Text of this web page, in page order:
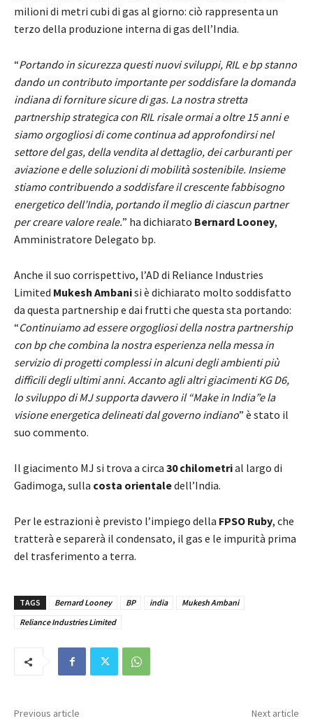
milioni di metri cubi di gas al giorno: ciò rappresenta un
terzo della produzione interna di gas dell’India.
“Portando in sicurezza questi nuovi sviluppi, RIL e bp stanno
dando un contributo importante per soddisfare la domanda
indiana di forniture sicure di gas. La nostra stretta
partnership strategica con RIL risale ormai a oltre 15 anni e
siamo orgogliosi di come continua ad approfondirsi nel
settore del gas, della vendita al dettaglio, dei carburanti per
aviazione e delle soluzioni di mobilità sostenibile. Insieme
stiamo contribuendo a soddisfare il crescente fabbisogno
energetico dell’India, portando il meglio di ciascun partner
per creare valore reale.” ha dichiarato Bernard Looney,
Amministratore Delegato bp.
Anche il suo corrispettivo, l’AD di Reliance Industries
Limited Mukesh Ambanisi è dichiarato molto soddisfatto
da questa partnership e dai frutti che questa sta portando:
“Continuiamo ad essere orgogliosi della nostra partnership
con bp che combina la nostra esperienza nella messa in
servizio di progetti complessi in alcuni degli ambienti più
difficili degli ultimi anni. Accanto agli altri giacimenti KG D6,
lo sviluppo di MJ supporta davvero il “Make in India”e la
visione energetica delineati dal governo indiano” è stato il
suo commento.
Il giacimento MJ si trova a circa 30 chilometrial largo di
Gadimoga, sulla costa orientaledell’India.
Per le estrazioni è previsto l’impiego della FPSO Ruby, che
tratterà e separerà il condensato, il gas e le impurità prima
del trasferimento a terra.
TAGS Bernard Looney BP india
Mukesh Ambani
Reliance Industries Limited
Previous article Next article